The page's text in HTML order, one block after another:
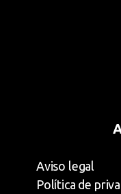
Aviso legal
Política de